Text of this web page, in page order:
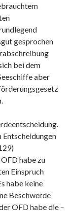
gesprochen
bei dem
aber
Entscheidungen
habe zu
Einspruch
habe keine
Beschwerde
OFD habe die –